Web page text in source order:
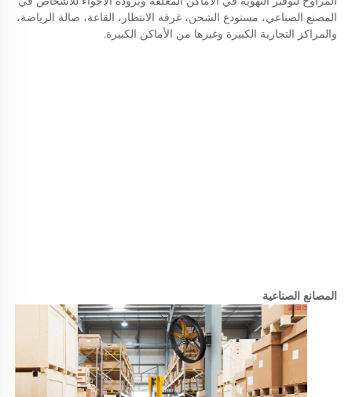
والمراكز التجارية الكبيرة وغيرها من الأماكن الكبيرة.
المصانع الصناعية